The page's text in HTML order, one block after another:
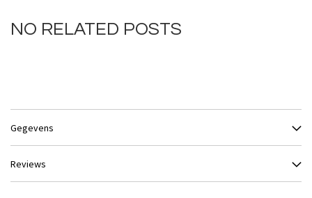
NO RELATED POSTS
Gegevens
Reviews